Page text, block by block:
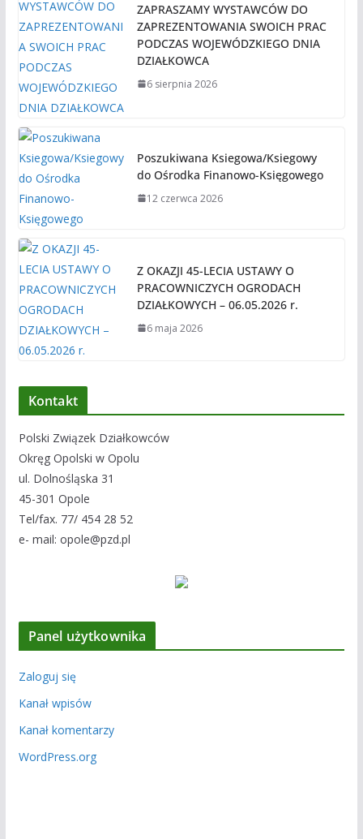
ZAPRASZAMY WYSTAWCÓW DO
ZAPREZENTOWANIA SWOICH PRAC
PODCZAS WOJEWÓDZKIEGO DNIA
DZIAŁKOWCA
6 sierpnia 2026
Poszukiwana Ksiegowa/Ksiegowy
do Ośrodka Finanowo-Księgowego
12 czerwca 2026
Z OKAZJI 45-LECIA USTAWY O
PRACOWNICZYCH OGRODACH
DZIAŁKOWYCH – 06.05.2026 r.
6 maja 2026
Kontakt
Polski Związek Działkowców
Okręg Opolski w Opolu
ul. Dolnośląska 31
45-301 Opole
Tel/fax. 77/ 454 28 52
e- mail: opole@pzd.pl
Panel użytkownika
Zaloguj się
Kanał wpisów
Kanał komentarzy
WordPress.org